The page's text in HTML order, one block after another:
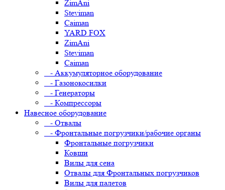
ZimAni
Steviman
Caiman
YARD FOX
ZimAni
Steviman
Caiman
- Аккумуляторное оборудование
- Газонокосилки
- Генераторы
- Компрессоры
Навесное оборудование
- Отвалы
- Фронтальные погрузчики/рабочие органы
Фронтальные погрузчики
Ковши
Вилы для сена
Отвалы для Фронтальных погрузчиков
Вилы для палетов